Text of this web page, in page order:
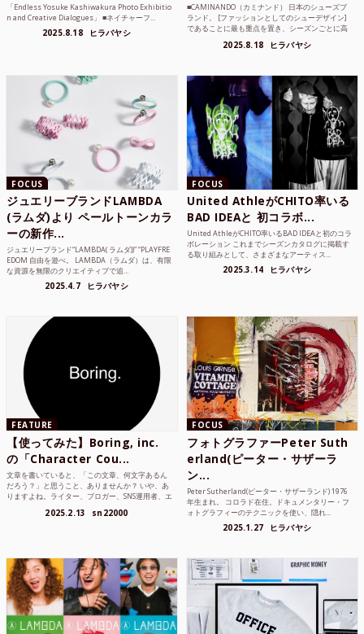
「Endless Yosuke Kashiwakura Photo Exhibitio
n and Creative Dialogues」 ■ネイチャーフ...
2025.8.18 ヒラバヤシ
■CAMINANDO（カミナンド） 日本のシューズブ
ランド。 [ファッションとしてのシューデザイン]
であることに最も重点を置き、シーズンごとに高
2025.8.18 ヒラバヤシ
FOCUS
ジュエリーブランドLAMBDA
(ラムダ)より ペールトーンカラ
ーの新作...
ジュエリーブランド“LAMBDA( ラムダ))” “PLAYFRE
EDOM 自由を遊べ。 LAMBDA（ラムダ）は、有限
な資源を無限のクリエイティブで追...
2025.4.7 ヒラバヤシ
FOCUS
United AthleがCHITO率いる
BAD IDEAと 初コラボ...
United AthleがCHITO率いるBAD IDEAと初のコラ
ボレーション これまでシーズンカタログに掲載す
る取り組みとして、さまざまなアーティス...
2025.3.14 ヒラバヤシ
FEATURE
【使ってみた】Boring, inc.
の「Character Cou...
文章を書いていると、「この文章、何文字あるん
だろう？」と思うこと、ありませんか？ いや、あ
りますよね。ライター、ブロガー、SNS運用者、エ
2025.2.13 sn22000
FOCUS
フォトグラファーPeter Suth
erland(ピーター・サザーラ
ン...
Peter Sutherland(ピーター・サザーランド) 1976
年生まれ。 コロラド在住。ドキュメンタリー・フ
ォトグラフィーのテクニックを使い、隠れ...
2025.1.27 ヒラバヤシ